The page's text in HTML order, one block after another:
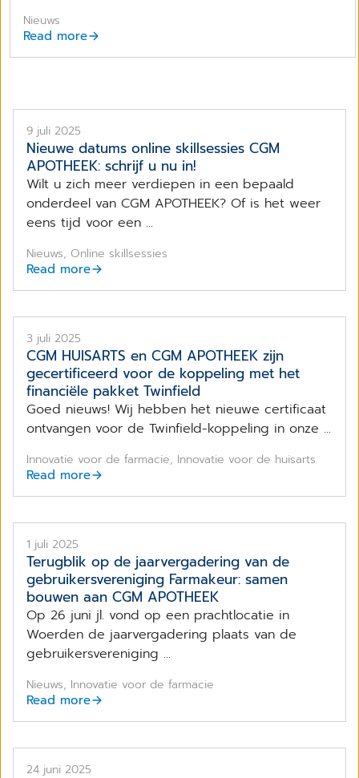
Nieuws
Read more
9 juli 2025
Nieuwe datums online skillsessies CGM
APOTHEEK: schrijf u nu in!
Wilt u zich meer verdiepen in een bepaald
onderdeel van CGM APOTHEEK? Of is het weer
eens tijd voor een ...
Nieuws, Online skillsessies
Read more
3 juli 2025
CGM HUISARTS en CGM APOTHEEK zijn
gecertificeerd voor de koppeling met het
financiële pakket Twinfield
Goed nieuws! Wij hebben het nieuwe certificaat
ontvangen voor de Twinfield-koppeling in onze ...
Innovatie voor de farmacie, Innovatie voor de huisarts
Read more
1 juli 2025
Terugblik op de jaarvergadering van de
gebruikersvereniging Farmakeur: samen
bouwen aan CGM APOTHEEK
Op 26 juni jl. vond op een prachtlocatie in
Woerden de jaarvergadering plaats van de
gebruikersvereniging ...
Nieuws, Innovatie voor de farmacie
Read more
24 juni 2025